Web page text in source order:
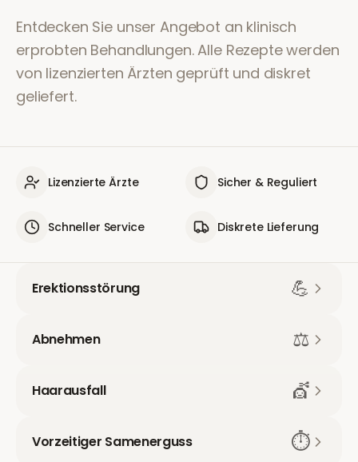
Entdecken Sie unser Angebot an klinisch
erprobten Behandlungen. Alle Rezepte werden
von lizenzierten Ärzten geprüft und diskret
geliefert.
Lizenzierte Ärzte Sicher & Reguliert
Schneller Service Diskrete Lieferung
Erektionsstörung 💪
Abnehmen ⚖️
Haarausfall 💇
Vorzeitiger Samenerguss ⏱️